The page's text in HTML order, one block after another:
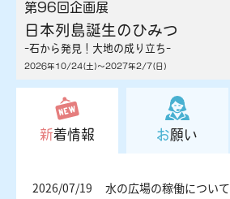
第96回企画展
日本列島誕生のひみつ
­-石から発見！大地の成り立ち-­
2026年10/24(土)～2027年2/7(日)
新着情報 お願い
2026/07/19
水の広場の稼働について